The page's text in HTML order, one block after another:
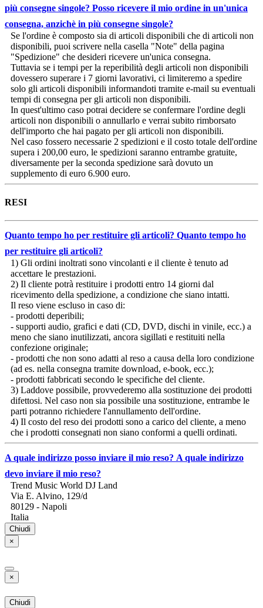
più consegne singole? Posso ricevere il mio ordine in un'unica
consegna, anzichè in più consegne singole?
Se l'ordine è composto sia di articoli disponibili che di articoli non
disponibili, puoi scrivere nella casella "Note" della pagina
"Spedizione" che desideri ricevere un'unica consegna.
Tuttavia se i tempi per la reperibilità degli articoli non disponibili
dovessero superare i 7 giorni lavorativi, ci limiteremo a spedire
solo gli articoli disponibili informandoti tramite e-mail su eventuali
tempi di consegna per gli articoli non disponibili.
In quest'ultimo caso potrai decidere se confermare l'ordine degli
articoli non disponibili o annullarlo e verrai subito rimborsato
dell'importo che hai pagato per gli articoli non disponibili.
Nel caso fossero necessarie 2 spedizioni e il costo totale dell'ordine
supera i 200,00 euro, le spedizioni saranno entrambe gratuite,
diversamente per la seconda spedizione sarà dovuto un
supplemento di euro 6.900 euro.
RESI
Quanto tempo ho per restituire gli articoli? Quanto tempo ho
per restituire gli articoli?
1) Gli ordini inoltrati sono vincolanti e il cliente è tenuto ad
accettare le prestazioni.
2) Il cliente potrà restituire i prodotti entro 14 giorni dal
ricevimento della spedizione, a condizione che siano intatti.
Il reso viene escluso in caso di:
- prodotti deperibili;
- supporti audio, grafici e dati (CD, DVD, dischi in vinile, ecc.) a
meno che siano inutilizzati, ancora sigillati e restituiti nella
confezione originale;
- prodotti che non sono adatti al reso a causa della loro condizione
(ad es. nella consegna tramite download, e-book, ecc.);
- prodotti fabbricati secondo le specifiche del cliente.
3) Laddove possibile, provvederemo alla sostituzione dei prodotti
difettosi. Nel caso non sia possibile una sostituzione, entrambe le
parti potranno richiedere l'annullamento dell'ordine.
4) Il costo del reso dei prodotti sono a carico del cliente, a meno
che i prodotti consegnati non siano conformi a quelli ordinati.
A quale indirizzo posso inviare il mio reso? A quale indirizzo
devo inviare il mio reso?
Trend Music World DJ Land
Via E. Alvino, 129/d
80129 - Napoli
Italia
Chiudi
×
×
Chiudi